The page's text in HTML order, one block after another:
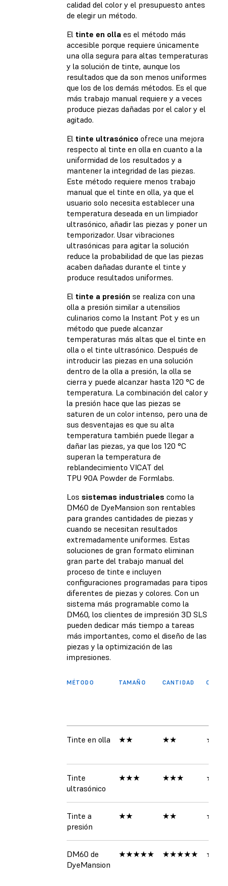
calidad del color y el presupuesto antes
de elegir un método.
El tinte en olla es el método más
accesible porque requiere únicamente
una olla segura para altas temperaturas
y la solución de tinte, aunque los
resultados que da son menos uniformes
que los de los demás métodos. Es el que
más trabajo manual requiere y a veces
produce piezas dañadas por el calor y el
agitado.
El tinte ultrasónico ofrece una mejora
respecto al tinte en olla en cuanto a la
uniformidad de los resultados y a
mantener la integridad de las piezas.
Este método requiere menos trabajo
manual que el tinte en olla, ya que el
usuario solo necesita establecer una
temperatura deseada en un limpiador
ultrasónico, añadir las piezas y poner un
temporizador. Usar vibraciones
ultrasónicas para agitar la solución
reduce la probabilidad de que las piezas
acaben dañadas durante el tinte y
produce resultados uniformes.
El tinte a presión se realiza con una
olla a presión similar a utensilios
culinarios como la Instant Pot y es un
método que puede alcanzar
temperaturas más altas que el tinte en
olla o el tinte ultrasónico. Después de
introducir las piezas en una solución
dentro de la olla a presión, la olla se
cierra y puede alcanzar hasta 120 °C de
temperatura. La combinación del calor y
la presión hace que las piezas se
saturen de un color intenso, pero una de
sus desventajas es que su alta
temperatura también puede llegar a
dañar las piezas, ya que los 120 °C
superan la temperatura de
reblandecimiento VICAT del
TPU 90A Powder de Formlabs.
Los sistemas industriales como la
DM60 de DyeMansion son rentables
para grandes cantidades de piezas y
cuando se necesitan resultados
extremadamente uniformes. Estas
soluciones de gran formato eliminan
gran parte del trabajo manual del
proceso de tinte e incluyen
configuraciones programadas para tipos
diferentes de piezas y colores. Con un
sistema más programable como la
DM60, los clientes de impresión 3D SLS
pueden dedicar más tiempo a tareas
más importantes, como el diseño de las
piezas y la optimización de las
impresiones.
MÉTODO TAMAÑO CANTIDAD COLOR
Tinte en olla ★★ ★★ ★★
Tinte
ultrasónico
★★★ ★★★ ★★★
Tinte a
presión
★★ ★★
DM60 de
DyeMansion
★★★★★ ★★★★★